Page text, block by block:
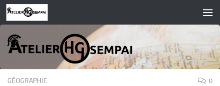
Skip to content
GÉOGRAPHIE 0